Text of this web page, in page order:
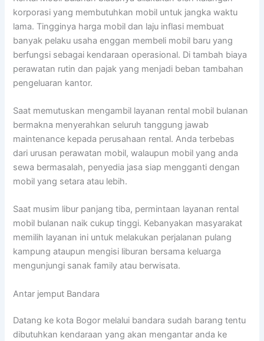
korporasi yang membutuhkan mobil untuk jangka waktu
lama. Tingginya harga mobil dan laju inflasi membuat
banyak pelaku usaha enggan membeli mobil baru yang
berfungsi sebagai kendaraan operasional. Di tambah biaya
perawatan rutin dan pajak yang menjadi beban tambahan
pengeluaran kantor.
Saat memutuskan mengambil layanan rental mobil bulanan
bermakna menyerahkan seluruh tanggung jawab
maintenance kepada perusahaan rental. Anda terbebas
dari urusan perawatan mobil, walaupun mobil yang anda
sewa bermasalah, penyedia jasa siap mengganti dengan
mobil yang setara atau lebih.
Saat musim libur panjang tiba, permintaan layanan rental
mobil bulanan naik cukup tinggi. Kebanyakan masyarakat
memilih layanan ini untuk melakukan perjalanan pulang
kampung ataupun mengisi liburan bersama keluarga
mengunjungi sanak family atau berwisata.
Antar jemput Bandara
Datang ke kota Bogor melalui bandara sudah barang tentu
dibutuhkan kendaraan yang akan mengantar anda ke